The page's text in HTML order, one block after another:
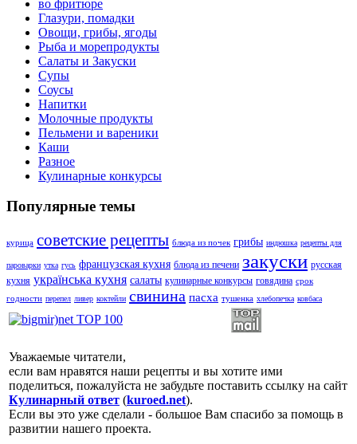
во фритюре
Глазури, помадки
Овощи, грибы, ягоды
Рыба и морепродукты
Салаты и Закуски
Супы
Соусы
Напитки
Молочные продукты
Пельмени и вареники
Каши
Разное
Кулинарные конкурсы
Популярные темы
курица советские рецепты блюда из почек грибы индюшка рецепты для
пароварки утка гусь французская кухня блюда из печени закуски русская
кухня українська кухня салаты кулинарные конкурсы говядина срок
годности перепел ливер коктейли свинина пасха тушенка хлебопечка ковбаса
Уважаемые читатели,
если вам нравятся наши рецепты и вы хотите ими
поделиться, пожалуйста не забудьте поставить ссылку на сайт
Кулинарный ответ (kuroed.net).
Если вы это уже сделали - большое Вам спасибо за помощь в
развитии нашего проекта.